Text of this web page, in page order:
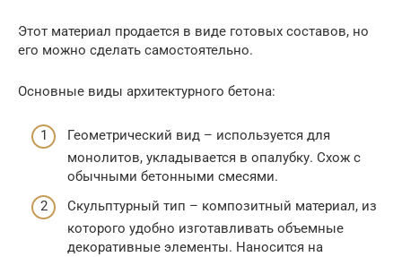
Этот материал продается в виде готовых составов, но
его можно сделать самостоятельно.
Основные виды архитектурного бетона:
Геометрический вид – используется для
монолитов, укладывается в опалубку. Схож с
обычными бетонными смесями.
Скульптурный тип – композитный материал, из
которого удобно изготавливать объемные
декоративные элементы. Наносится на